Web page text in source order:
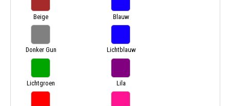
Beige Blauw
Donker Gun
Metal
Lichtblauw
Lichtgroen Lila